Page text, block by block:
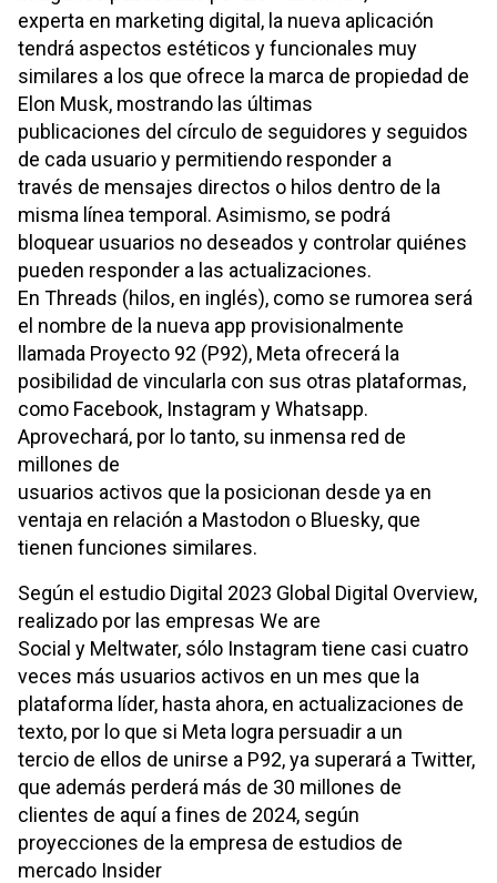
experta en marketing digital, la nueva aplicación
tendrá aspectos estéticos y funcionales muy
similares a los que ofrece la marca de propiedad de
Elon Musk, mostrando las últimas
publicaciones del círculo de seguidores y seguidos
de cada usuario y permitiendo responder a
través de mensajes directos o hilos dentro de la
misma línea temporal. Asimismo, se podrá
bloquear usuarios no deseados y controlar quiénes
pueden responder a las actualizaciones.
En Threads (hilos, en inglés), como se rumorea será
el nombre de la nueva app provisionalmente
llamada Proyecto 92 (P92), Meta ofrecerá la
posibilidad de vincularla con sus otras plataformas,
como Facebook, Instagram y Whatsapp.
Aprovechará, por lo tanto, su inmensa red de
millones de
usuarios activos que la posicionan desde ya en
ventaja en relación a Mastodon o Bluesky, que
tienen funciones similares.
Según el estudio Digital 2023 Global Digital Overview,
realizado por las empresas We are
Social y Meltwater, sólo Instagram tiene casi cuatro
veces más usuarios activos en un mes que la
plataforma líder, hasta ahora, en actualizaciones de
texto, por lo que si Meta logra persuadir a un
tercio de ellos de unirse a P92, ya superará a Twitter,
que además perderá más de 30 millones de
clientes de aquí a fines de 2024, según
proyecciones de la empresa de estudios de
mercado Insider